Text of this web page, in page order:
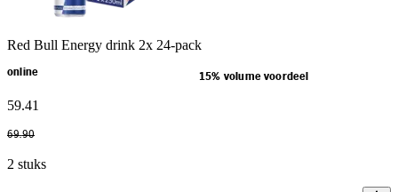
Red Bull Energy drink 2x 24-pack
online 15% volume voordeel
59.41
69.90
2 stuks